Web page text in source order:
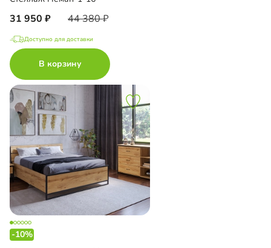
31 950 44 380
Доступно для доставки
В корзину
-10%